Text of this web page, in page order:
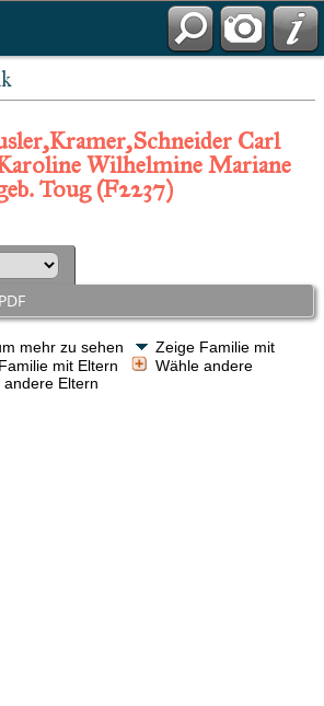
Carl
Wilhelmine Mariane
Toug (F2237)
PDF
mehr zu sehen
Zeige Familie mit
mit Eltern
Wähle andere
andere Eltern